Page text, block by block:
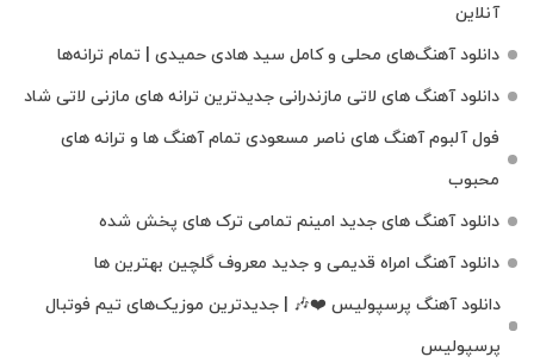
آنلاین
دانلود آهنگ‌های محلی و کامل سید هادی حمیدی | تمام ترانه‌ها
دانلود آهنگ‌ های لاتی مازندرانی جدیدترین ترانه های مازنی لاتی شاد
فول آلبوم آهنگ‌ های ناصر مسعودی تمام آهنگ‌ ها و ترانه‌ های
محبوب
دانلود آهنگ های جدید امینم تمامی ترک های پخش شده
دانلود آهنگ امراه قدیمی و جدید معروف گلچین بهترین ها
دانلود آهنگ پرسپولیس ❤️🎶 | جدیدترین موزیک‌های تیم فوتبال
پرسپولیس